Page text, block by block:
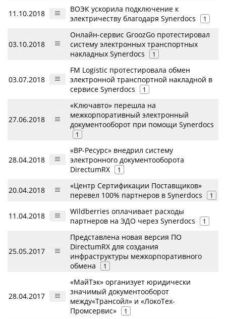
11.10.2018
ВОЭК ускорила подключение к
электричеству благодаря Synerdocs
1
03.10.2018
Онлайн-сервис GroozGo протестировал
систему электронных транспортных
накладных Synerdocs
1
03.07.2018
FM Logistic протестировала обмен
электронной транспортной накладной в
сервисе Synerdocs
1
27.06.2018
«Ключавто» перешла на
межкорпоративный электронный
документооборот при помощи Synerdocs
1
28.04.2018
«ВР-Ресурс» внедрил систему
электронного документооборота
DirectumRX
1
20.04.2018
«Центр Сертификации Поставщиков»
перевел 100% партнеров в Synerdocs
1
11.04.2018
Wildberries оплачивает расходы
партнеров на ЭДО через Synerdocs
1
25.05.2017
Представлена новая версия ПО
DirectumRX для создания
инфраструктуры межкорпоративного
обмена
1
28.04.2017
«МайТэк» организует юридически
значимый документооборот
между«Трансойл» и «ЛокоТех-
Промсервис»
1